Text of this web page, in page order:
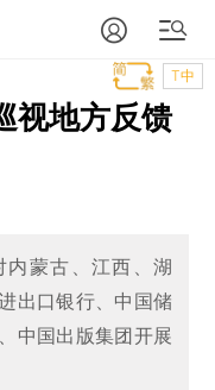
T中
视地方反馈
蒙古、江西、湖
出口银行、中国储
中国出版集团开展